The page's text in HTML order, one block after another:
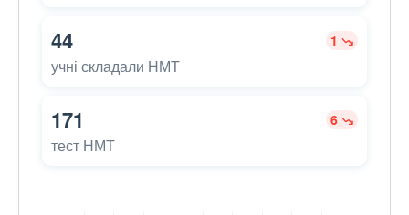
44 1
учні складали НМТ
171 6
тест НМТ